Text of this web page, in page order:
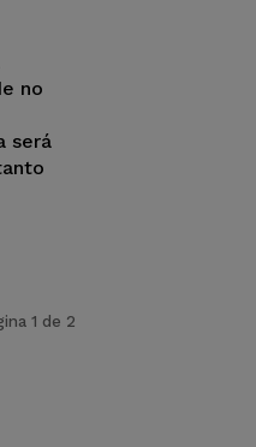
no
será
1 de 2